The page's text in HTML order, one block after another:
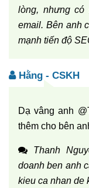
lòng, nhưng
email. Bên anh
mạnh tiến độ
Hằng - CSKH
Dạ vâng anh
thêm cho bên
Thanh
doanh ben anh
kieu ca nhan de